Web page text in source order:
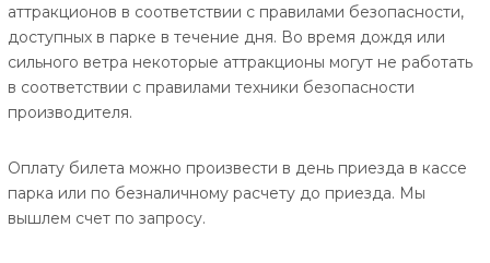
аттракционoв в соответствии с правилами безопасности,
доступных в парке в течение дня. Во время дождя или
сильного ветра некоторые аттракционы могут не работать
в соответствии с правилами техники безопасности
производителя.
Оплату билета можно произвести в день приезда в кассе
парка или по безналичному расчету до приезда. Мы
вышлем счет по запросу.